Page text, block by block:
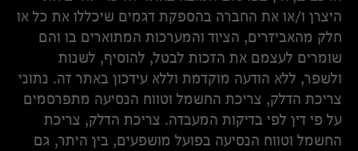
היצרן ו/או את החברה בהספקת דגמים שיכללו את כל או
חלק מהאביזרים, הציוד והמערכות המתוארים בו והם
שומרים לעצמם את הזכות לבטל, להוסיף, לשנות
ולשפר, ללא הודעה מוקדמת וללא עידכון באתר זה. נתוני
צריכת הדלק, צריכת החשמל וטווח הנסיעה מתפרסמים
על פי דין לפי בדיקות המעבדה. צריכת הדלק, צריכת
החשמל וטווח הנסיעה בפועל מושפעים, בין היתר, גם